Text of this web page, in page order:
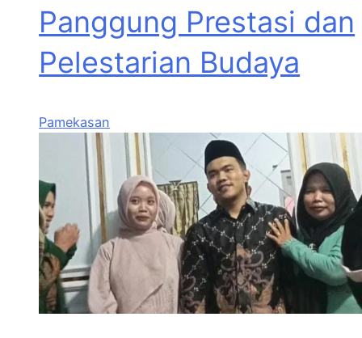
Panggung Prestasi dan
Pelestarian Budaya
Pamekasan